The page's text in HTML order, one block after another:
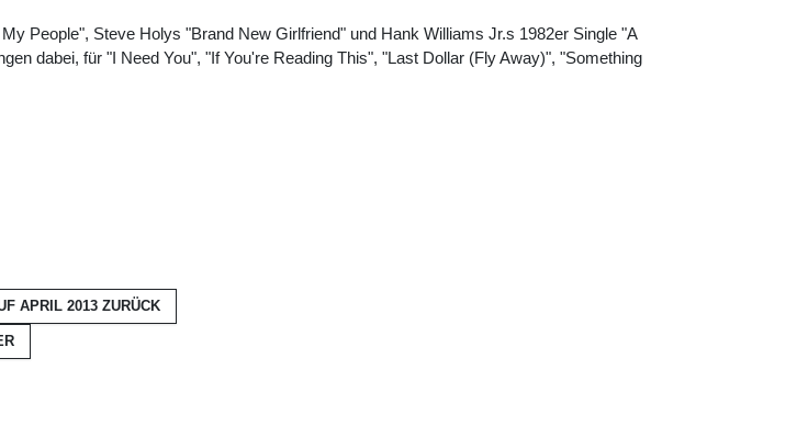
People", Steve Holys "Brand New Girlfriend" und Hank Williams Jr.s 1982er Single "A
dabei, für "I Need You", "If You're Reading This", "Last Dollar (Fly Away)", "Something
APRIL 2013 ZURÜCK